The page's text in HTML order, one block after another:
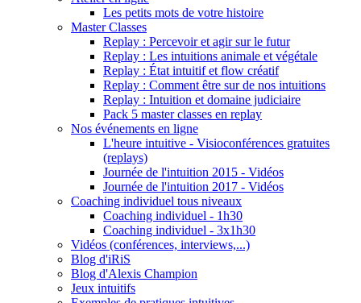
Les petits mots de votre histoire
Master Classes
Replay : Percevoir et agir sur le futur
Replay : Les intuitions animale et végétale
Replay : État intuitif et flow créatif
Replay : Comment être sur de nos intuitions
Replay : Intuition et domaine judiciaire
Pack 5 master classes en replay
Nos événements en ligne
L'heure intuitive - Visioconférences gratuites
(replays)
Journée de l'intuition 2015 - Vidéos
Journée de l'intuition 2017 - Vidéos
Coaching individuel tous niveaux
Coaching individuel - 1h30
Coaching individuel - 3x1h30
Vidéos (conférences, interviews,...)
Blog d'iRiS
Blog d'Alexis Champion
Jeux intuitifs